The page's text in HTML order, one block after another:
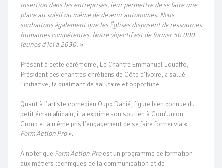
insertion dans les entreprises, leur permettre de se faire une
place au soleil ou même de devenir autonomes. Nous
souhaitons également que les Églises disposent de ressources
humaines compétentes. Notre objectif est de former 50 000
jeunes d’ici à 2030. »
Présent à cette cérémonie, Le Chantre Emmanuel Bouaffo,
Président des chantres chrétiens de Côte d’Ivoire, a salué
l’initiative, la qualifiant de salutaire et opportune.
Quant à l’artiste comédien Oupo Dahié, figure bien connue du
petit écran africain, il a exprimé son soutien à Com’Union
Group et a même pris l’engagement de se faire former via «
Form’Action Pro».
À noter que Form’Action Proest un programme de formation
aux métiers techniques de la communication et de